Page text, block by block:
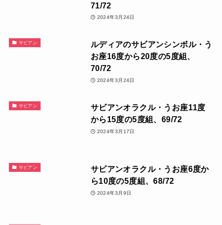
71/72
2024年3月24日
サビアン
ルディアのサビアンシンボル・う
お座16度から20度の5度組、
70/72
2024年3月24日
サビアン
サビアンオラクル・うお座11度
から15度の5度組、69/72
2024年3月17日
サビアン
サビアンオラクル・うお座6度か
ら10度の5度組、68/72
2024年3月9日